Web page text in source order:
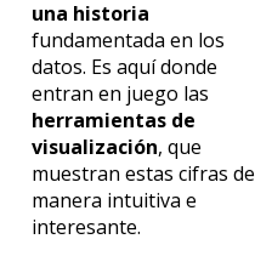
una historia
fundamentada en los
datos. Es aquí donde
entran en juego las
herramientas de
visualización, que
muestran estas cifras de
manera intuitiva e
interesante.